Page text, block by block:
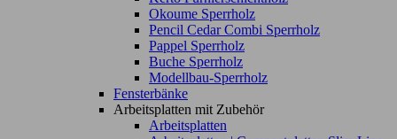
Okoume Sperrholz
Pencil Cedar Combi Sperrholz
Pappel Sperrholz
Buche Sperrholz
Modellbau-Sperrholz
Fensterbänke
Arbeitsplatten mit Zubehör
Arbeitsplatten